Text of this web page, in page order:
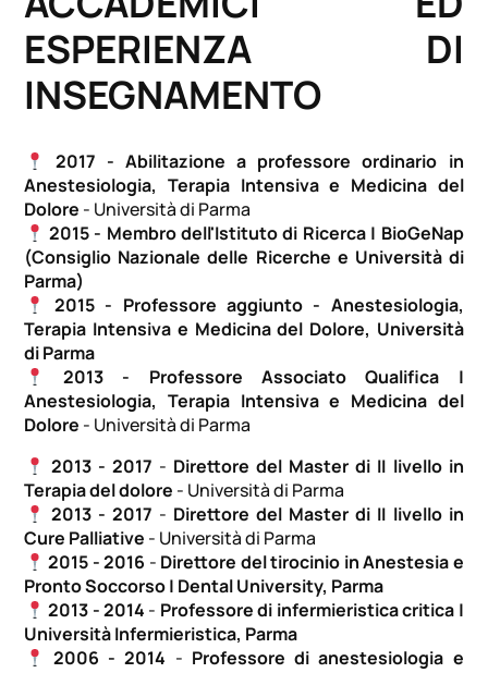
ESPERIENZA DI
INSEGNAMENTO
2017 - Abilitazione a professore ordinario in
Anestesiologia, Terapia Intensiva e Medicina del
Dolore - Università di Parma
2015 - Membro dell'Istituto di Ricerca | BioGeNap
(Consiglio Nazionale delle Ricerche e Università di
Parma)
2015 - Professore aggiunto - Anestesiologia,
Terapia Intensiva e Medicina del Dolore, Università
di Parma
2013 - Professore Associato Qualifica |
Anestesiologia, Terapia Intensiva e Medicina del
Dolore - Università di Parma
2013 - 2017 - Direttore del Master di II livello in
Terapia del dolore - Università di Parma
2013 - 2017 - Direttore del Master di II livello in
Cure Palliative - Università di Parma
2015 - 2016 - Direttore del tirocinio in Anestesia e
Pronto Soccorso | Dental University, Parma
2013 - 2014 - Professore di infermieristica critica |
Università Infermieristica, Parma
2006 - 2014 - Professore di anestesiologia e